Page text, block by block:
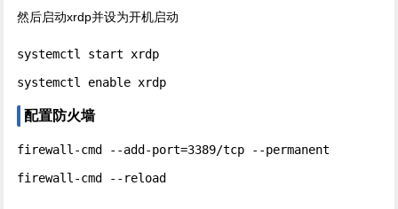
然后启动xrdp并设为开机启动
systemctl start xrdp
systemctl enable xrdp
配置防火墙
firewall-cmd --add-port=3389/tcp --permanent
firewall-cmd --reload